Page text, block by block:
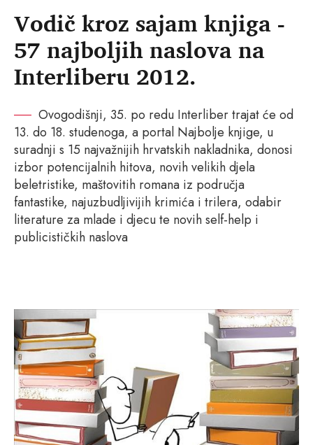
Vodič kroz sajam knjiga -
57 najboljih naslova na
Interliberu 2012.
Ovogodišnji, 35. po redu Interliber trajat će od
13. do 18. studenoga, a portal Najbolje knjige, u
suradnji s 15 najvažnijih hrvatskih nakladnika, donosi
izbor potencijalnih hitova, novih velikih djela
beletristike, maštovitih romana iz područja
fantastike, najuzbudljivijih krimića i trilera, odabir
literature za mlade i djecu te novih self-help i
publicističkih naslova